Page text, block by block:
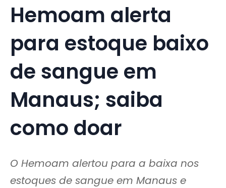
Hemoam alerta
para estoque baixo
de sangue em
Manaus; saiba
como doar
O Hemoam alertou para a baixa nos
estoques de sangue em Manaus e